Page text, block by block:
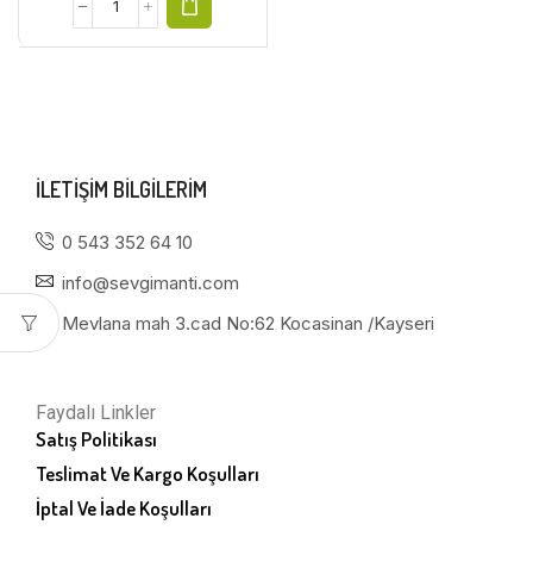
ILETIŞIM BILGILERIM
0 543 352 64 10
info@sevgimanti.com
Mevlana mah 3.cad No:62 Kocasinan /Kayseri
Faydalı Linkler
Satış Politikası
Teslimat Ve Kargo Koşulları
İptal Ve İade Koşulları